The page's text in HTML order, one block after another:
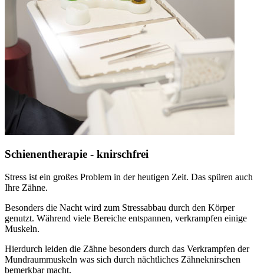
Schienentherapie - knirschfrei
Stress ist ein großes Problem in der heutigen Zeit. Das spüren auch
Ihre Zähne.
Besonders die Nacht wird zum Stressabbau durch den Körper
genutzt. Während viele Bereiche entspannen, verkrampfen einige
Muskeln.
Hierdurch leiden die Zähne besonders durch das Verkrampfen der
Mundraummuskeln was sich durch nächtliches Zähneknirschen
bemerkbar macht.